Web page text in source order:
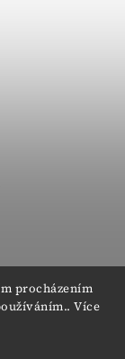
procházením
Více